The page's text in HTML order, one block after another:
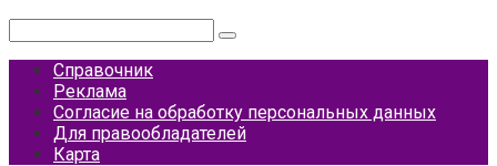
Справочник
Реклама
Согласие на обработку персональных данных
Для правообладателей
Карта